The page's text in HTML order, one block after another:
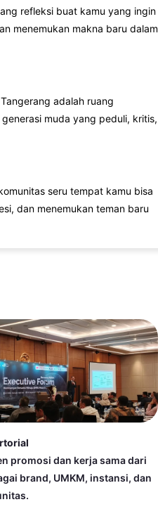
refleksi buat kamu yang ingin
menemukan makna baru dalam
adalah ruang
muda yang peduli, kritis,
seru tempat kamu bisa
dan menemukan teman baru
promosi dan kerja sama dari
brand, UMKM, instansi, dan